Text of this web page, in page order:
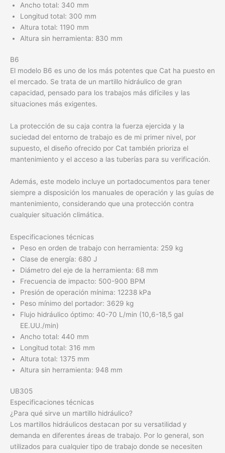
Ancho total: 340 mm
Longitud total: 300 mm
Altura total: 1190 mm
Altura sin herramienta: 830 mm
B6
El modelo B6 es uno de los más potentes que Cat ha puesto en
el mercado. Se trata de un martillo hidráulico de gran
capacidad, pensado para los trabajos más difíciles y las
situaciones más exigentes.
La protección de su caja contra la fuerza ejercida y la
suciedad del entorno de trabajo es de mi primer nivel, por
supuesto, el diseño ofrecido por Cat también prioriza el
mantenimiento y el acceso a las tuberías para su verificación.
Además, este modelo incluye un portadocumentos para tener
siempre a disposición los manuales de operación y las guías de
mantenimiento, considerando que una protección contra
cualquier situación climática.
Especificaciones técnicas
Peso en orden de trabajo con herramienta: 259 kg
Clase de energía: 680 J
Diámetro del eje de la herramienta: 68 mm
Frecuencia de impacto: 500-900 BPM
Presión de operación mínima: 12238 kPa
Peso mínimo del portador: 3629 kg
Flujo hidráulico óptimo: 40-70 L/min (10,6-18,5 gal
EE.UU./min)
Ancho total: 440 mm
Longitud total: 316 mm
Altura total: 1375 mm
Altura sin herramienta: 948 mm
UB305
Especificaciones técnicas
¿Para qué sirve un martillo hidráulico?
Los martillos hidráulicos destacan por su versatilidad y
demanda en diferentes áreas de trabajo. Por lo general, son
utilizados para cualquier tipo de trabajo donde se necesiten